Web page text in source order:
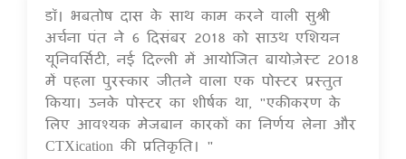
16 Jul 2020
डॉ। भबतोष दास के साथ काम करने वाली सुश्री
अर्चना पंत ने 6 दिसंबर 2018 को साउथ एशियन
यूनिवर्सिटी, नई दिल्ली में आयोजित बायोज़ेस्ट 2018
में पहला पुरस्कार जीतने वाला एक पोस्टर प्रस्तुत
किया। उनके पोस्टर का शीर्षक था, "एकीकरण के
लिए आवश्यक मेजबान कारकों का निर्णय लेना और
CTXication की प्रतिकृति। "